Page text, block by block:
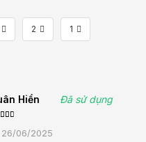
2 1
Hiển Đã sử dụng
3
26/06/2025